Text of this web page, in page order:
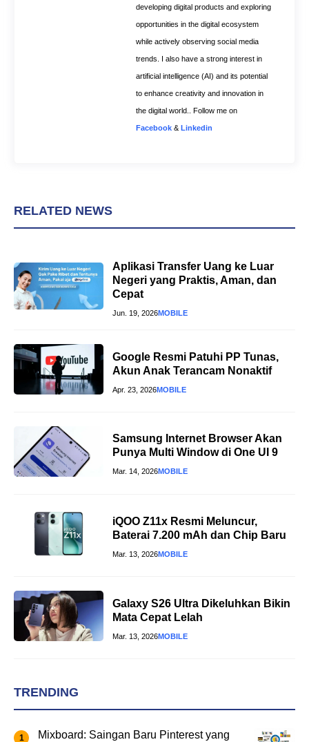
developing digital products and exploring
opportunities in the digital ecosystem
while actively observing social media
trends. I also have a strong interest in
artificial intelligence (AI) and its potential
to enhance creativity and innovation in
the digital world.. Follow me on
Facebook & Linkedin
RELATED NEWS
Aplikasi Transfer Uang ke Luar
Negeri yang Praktis, Aman, dan
Cepat
Jun. 19, 2026MOBILE
Google Resmi Patuhi PP Tunas,
Akun Anak Terancam Nonaktif
Apr. 23, 2026MOBILE
Samsung Internet Browser Akan
Punya Multi Window di One UI 9
Mar. 14, 2026MOBILE
iQOO Z11x Resmi Meluncur,
Baterai 7.200 mAh dan Chip Baru
Mar. 13, 2026MOBILE
Galaxy S26 Ultra Dikeluhkan Bikin
Mata Cepat Lelah
Mar. 13, 2026MOBILE
TRENDING
Mixboard: Saingan Baru Pinterest yang